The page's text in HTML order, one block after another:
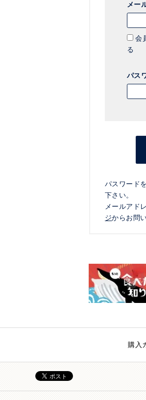
メー
会
る
パス
パスワード
下さい。
メールアド
ジからお問
購入